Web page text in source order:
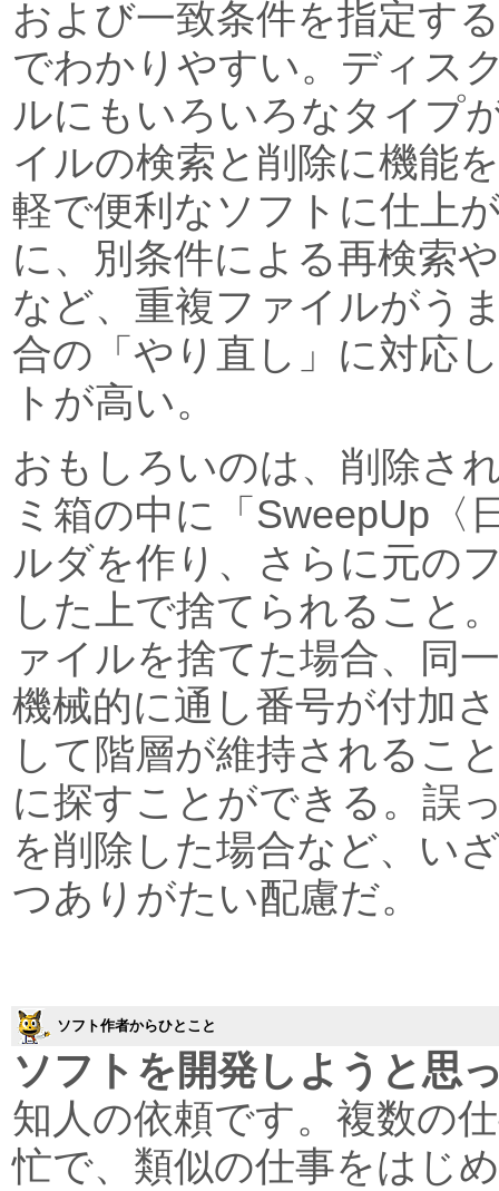
および一致条件を指定す
でわかりやすい。ディス
ルにもいろいろなタイプ
イルの検索と削除に機能
軽で便利なソフトに仕上
に、別条件による再検索
など、重複ファイルがう
合の「やり直し」に対応
トが高い。
おもしろいのは、削除さ
ミ箱の中に「SweepUp〈
ルダを作り、さらに元の
した上で捨てられること
ァイルを捨てた場合、同
機械的に通し番号が付加
して階層が維持されるこ
に探すことができる。誤
を削除した場合など、い
つありがたい配慮だ。
ソフト作者からひとこと
ソフトを開発しようと思
知人の依頼です。複数の
忙で、類似の仕事をはじ